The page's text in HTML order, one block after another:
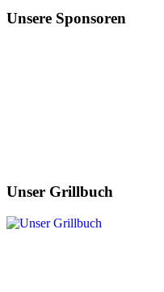
Unsere Sponsoren
Unser Grillbuch